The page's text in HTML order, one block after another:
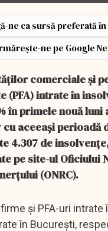
ne ca sursă preferată în
ne pe Google
comerciale şi
(PFA) intrate în
în primele nouă luni
aceeaşi perioadă
4.307 de
pe site-ul Oficiului
(ONRC).
şi PFA-uri intrate
în Bucureşti,